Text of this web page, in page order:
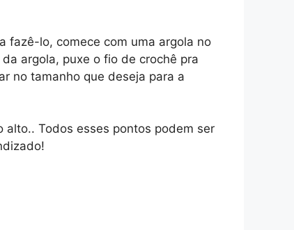
fazê-lo, comece com uma argola no
argola, puxe o fio de crochê pra
no tamanho que deseja para a
Todos esses pontos podem ser